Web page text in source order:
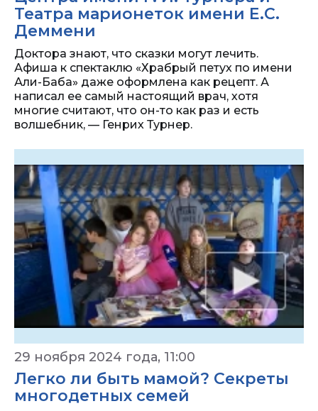
Театра марионеток имени Е.С.
Деммени
Доктора знают, что сказки могут лечить.
Афиша к спектаклю «Храбрый петух по имени
Али-Баба» даже оформлена как рецепт. А
написал ее самый настоящий врач, хотя
многие считают, что он-то как раз и есть
волшебник, — Генрих Турнер.
29 ноября 2024 года, 11:00
Легко ли быть мамой? Секреты
многодетных семей